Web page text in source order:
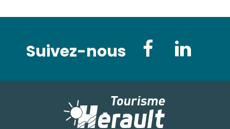
Suivez-nous